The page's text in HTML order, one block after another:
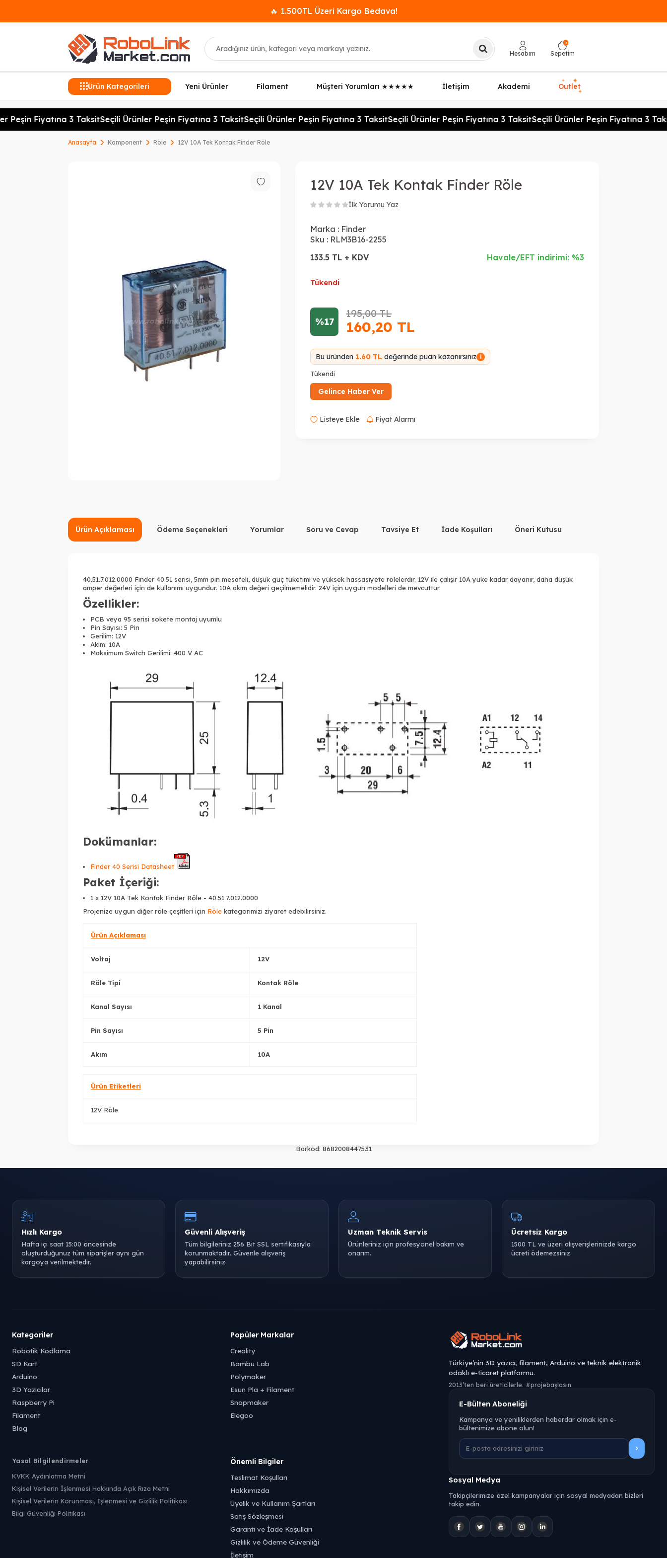
🔥 1.500TL Üzeri Kargo Bedava!
Ara
Hesabım
0
Sepetim
Ürün Kategorileri Yeni Ürünler Filament Müşteri Yorumları ★★★★★ İletişim Akademi Outlet
✦ ✦
✦
Peşin Fiyatına 3 TaksitSeçili Ürünler Peşin Fiyatına 3 TaksitSeçili Ürünler Peşin Fiyatına 3 TaksitSeçili Ürünler Peşin Fiyatına 3 TaksitSeçili Ürünler Peşin Fiyatına 3
Anasayfa Komponent Röle 12V 10A Tek Kontak Finder Röle
12V 10A Tek Kontak Finder Röle
İlk Yorumu Yaz
Marka : Finder
Sku : RLM3B16-2255
133.5 TL + KDV
Havale/EFT indirimi: %3
Tükendi
%17
195,00TL
160,20 TL
Bu üründen 1.60 TL değerinde puan kazanırsınız i
Tükendi
Gelince Haber Ver
Listeye Ekle Fiyat Alarmı
Ürün Açıklaması Ödeme Seçenekleri Yorumlar Soru ve Cevap Tavsiye Et İade Koşulları Öneri Kutusu
40.51.7.012.0000 Finder 40.51 serisi, 5mm pin mesafeli, düşük güç tüketimi ve yüksek hassasiyete rölelerdir. 12V ile çalışır 10A yüke kadar dayanır, daha düşük
amper değerleri için de kullanımı uygundur. 10A akım değeri geçilmemelidir. 24V için uygun modelleri de mevcuttur.
Özellikler:
PCB veya 95 serisi sokete montaj uyumlu
Pin Sayısı: 5 Pin
Gerilim: 12V
Akım: 10A
Maksimum Switch Gerilimi: 400 V AC
Dokümanlar:
Finder 40 Serisi Datasheet
Paket İçeriği:
1 x 12V 10A Tek Kontak Finder Röle - 40.51.7.012.0000
Projenize uygun diğer röle çeşitleri için Röle kategorimizi ziyaret edebilirsiniz.
Ürün Açıklaması
Voltaj 12V
Röle Tipi Kontak Röle
Kanal Sayısı 1 Kanal
Pin Sayısı 5 Pin
Akım 10A
Ürün Etiketleri
12V Röle
Barkod: 8682008447531
Hızlı Kargo
Hafta içi saat 15:00 öncesinde
oluşturduğunuz tüm siparişler aynı gün
kargoya verilmektedir.
Güvenli Alışveriş
Tüm bilgileriniz 256 Bit SSL sertifikasıyla
korunmaktadır. Güvenle alışveriş
yapabilirsiniz.
Uzman Teknik Servis
Ürünleriniz için profesyonel bakım ve
onarım.
Ücretsiz Kargo
1500 TL ve üzeri alışverişlerinizde kargo
ücreti ödemezsiniz.
Kategoriler
Robotik Kodlama
SD Kart
Arduino
3D Yazıcılar
Raspberry Pi
Filament
Blog
Popüler Markalar
Creality
Bambu Lab
Polymaker
Esun Pla + Filament
Snapmaker
Elegoo
Yasal Bilgilendirmeler
KVKK Aydınlatma Metni
Kişisel Verilerin İşlenmesi Hakkında Açık Rıza Metni
Kişisel Verilerin Korunması, İşlenmesi ve Gizlilik Politikası
Bilgi Güvenliği Politikası
Önemli Bilgiler
Teslimat Koşulları
Hakkımızda
Üyelik ve Kullanım Şartları
Satış Sözleşmesi
Garanti ve İade Koşulları
Gizlilik ve Ödeme Güvenliği
İletişim
Türkiye’nin 3D yazıcı, filament, Arduino ve teknik elektronik
odaklı e-ticaret platformu.
2013’ten beri üreticilerle. #projebaşlasın
E-Bülten Aboneliği
Kampanya ve yeniliklerden haberdar olmak için e-
bültenimize abone olun!
Sosyal Medya
Takipçilerimize özel kampanyalar için sosyal medyadan bizleri
takip edin.